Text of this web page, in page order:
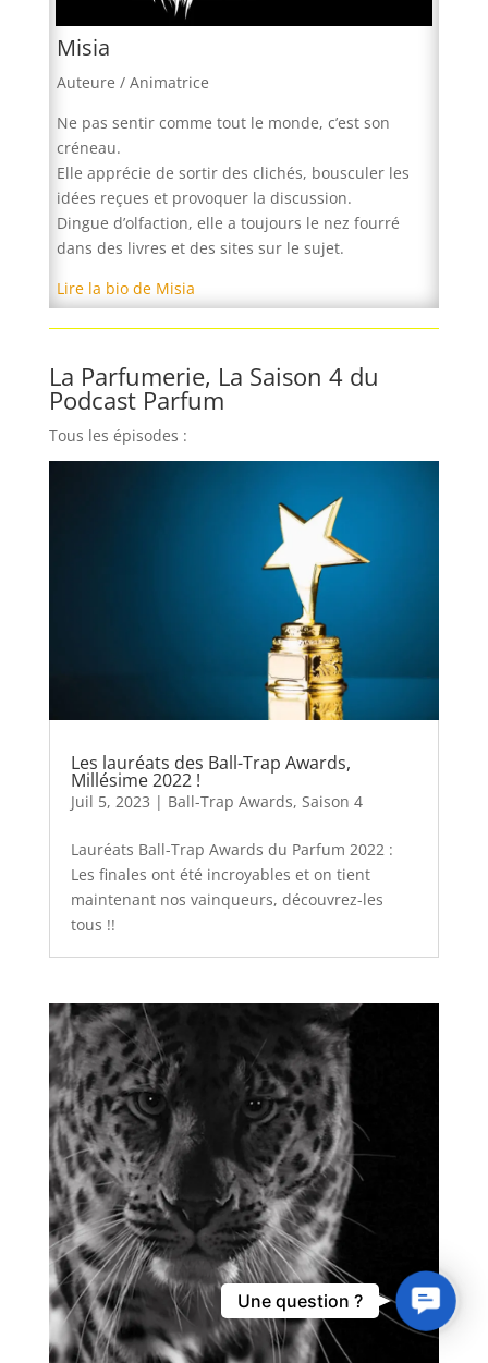
Misia
Auteure / Animatrice
Ne pas sentir comme tout le monde, c’est son
créneau.
Elle apprécie de sortir des clichés, bousculer les
idées reçues et provoquer la discussion.
Dingue d’olfaction, elle a toujours le nez fourré
dans des livres et des sites sur le sujet.
Lire la bio de Misia
La Parfumerie, La Saison 4 du
Podcast Parfum
Tous les épisodes :
Les lauréats des Ball-Trap Awards,
Millésime 2022 !
Juil 5, 2023 | Ball-Trap Awards, Saison 4
Lauréats Ball-Trap Awards du Parfum 2022 :
Les finales ont été incroyables et on tient
maintenant nos vainqueurs, découvrez-les
tous !!
Contact
Us
Une question ?